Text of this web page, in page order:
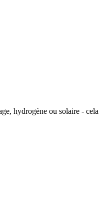
hydrogène ou solaire - cela